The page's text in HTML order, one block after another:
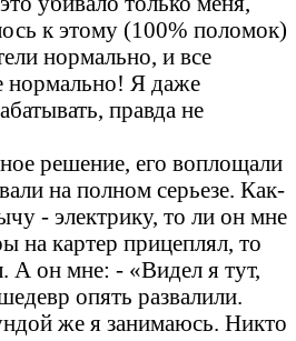
к этому (100% поломок)
нормально, и все
нормально! Я даже
правда не
решение, его воплощали
на полном серьезе. Как-
- электрику, то ли он мне
на картер прицеплял, то
А он мне: - «Видел я тут,
опять развалили.
же я занимаюсь. Никто